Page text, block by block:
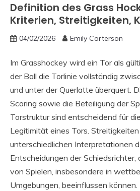
Definition des Grass
Kriterien, Streitigkeiten,
04/02/2026 Emily Carterson
Im Grasshockey wird ein Tor als
der Ball die Torlinie vollständig
und unter der Querlatte überquert.
Scoring sowie die Beteiligung der
Torstruktur sind entscheidend für
Legitimität eines Tors.
unterschiedlichen Interpretationen
Entscheidungen der Schiedsrichter,
von Spielen, insbesondere in
Umgebungen, beeinflussen